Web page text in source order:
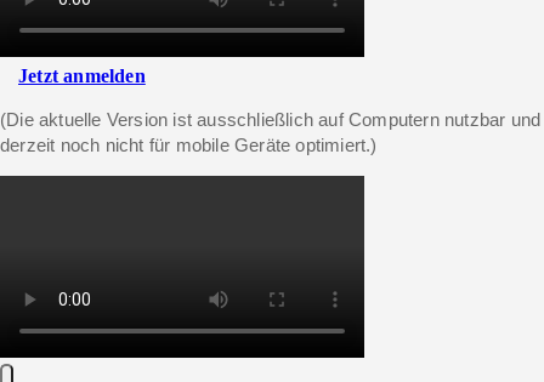
Jetzt anmelden
(Die aktuelle Version ist ausschließlich auf Computern nutzbar und
derzeit noch nicht für mobile Geräte optimiert.)